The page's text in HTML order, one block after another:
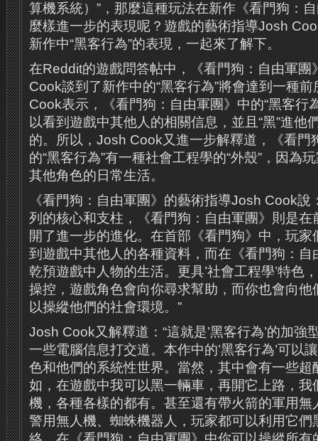
算機系統）”，那麼這種玩法在新作《看門狗：
麼樣進一步的表現呢？遊戲的藝術指導Josh
新作中“黑客行為”的表現，一起來了解下。
在Reddit的遊戲問答帖中，《看門狗：自由軍團
Cook談到了新作中的“黑客行為”將會達到一種
Cook表示，《看門狗：自由軍團》中的“黑客行
以看到遊戲中其他人的相關信息，並且“黑”進他
的。所以，Josh Cook又進一步解釋道，《看門
的“黑客行為”有一種社會工程學的“外殼”，因為
其他角色的日常生活。
《看門狗：自由軍團》的藝術指導Josh Cook說
列的核心和支柱，《看門狗：自由軍團》則是在
開了進一步的進化。在首部《看門狗》中，玩
到遊戲中其他人的各種資料，而在《看門狗：自
乾預遊戲中人物的生活。更具’社會工程學’特色
操控，遊戲角色會向你尋求幫助，而你也會向他
以操縱他們的社會環境。”
Josh Cook又解釋道：“這就是’黑客行為’的加強
一些電腦信息打交道。本作中的’黑客行為’可以
色和他們的系統性世界。當然，其中會有一些超
如，在遊戲中我可以黑一輛車，再開它上路，我
機，各種各樣的都有。甚至還有帶火箭的軍用無
警用無人機、蜘蛛機器人，玩家都可以利用它們